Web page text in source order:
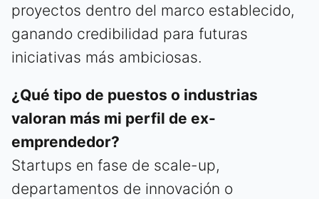
proyectos dentro del marco establecido,
ganando credibilidad para futuras
iniciativas más ambiciosas.
¿Qué tipo de puestos o industrias
valoran más mi perfil de ex-
emprendedor?
Startups en fase de scale-up,
departamentos de innovación o